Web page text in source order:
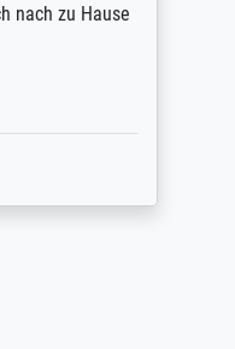
nach zu Hause